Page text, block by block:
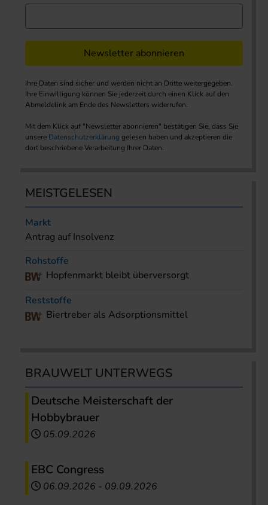
Newsletter abonnieren
Ihre Daten sind sicher und werden nicht an Dritte weitergegeben.
Ihre Einwilligung können Sie jederzeit durch einen Klick auf den
Abmeldelink am Ende des Newsletters widerrufen.
Mit dem Klick auf "Newsletter abonnieren" bestätigen Sie, dass Sie
unsere Datenschutzerklärung gelesen haben und akzeptieren die
dort beschriebene Verarbeitung Ihrer Daten.
MEISTGELESEN
Markt
Antrag auf Insolvenz
Rohstoffe
Hopfenmarkt bleibt überversorgt
Reststoffe
Biertreber als Adsorptionsmittel
BRAUWELT UNTERWEGS
Deutsche Meisterschaft der
Hobbybrauer
05.09.2026
EBC Congress
06.09.2026 - 09.09.2026